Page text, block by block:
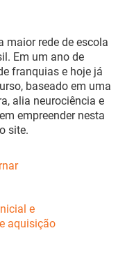
maior rede de escola
Em um ano de
franquias e hoje já
baseado em uma
alia neurociência e
empreender nesta
site.
e
aquisição